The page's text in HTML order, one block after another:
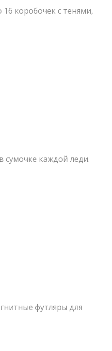
коробочек с тенями,
сумочке каждой леди.
футляры для